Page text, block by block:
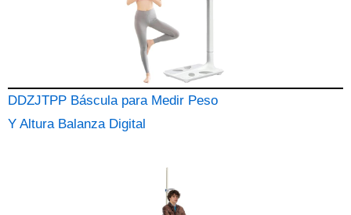
DDZJTPP Báscula para Medir Peso
Y Altura Balanza Digital